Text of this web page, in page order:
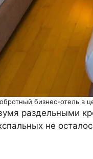
бизнес-отель в
раздельными
не